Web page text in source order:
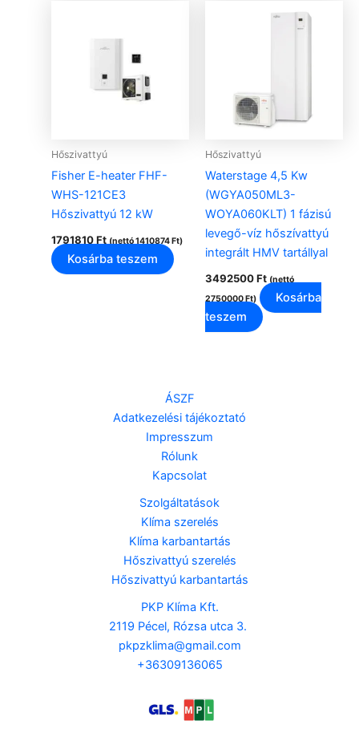
Hőszivattyú
Fisher E-heater FHF-
WHS-121CE3
Hőszivattyú 12 kW
1791810Ft (nettó1410874Ft)
Kosárba teszem
Hőszivattyú
Waterstage 4,5 Kw
(WGYA050ML3-
WOYA060KLT) 1 fázisú
levegő-víz hőszívattyú
integrált HMV tartállyal
3492500Ft (nettó
2750000Ft)
Kosárba
teszem
ÁSZF
Adatkezelési tájékoztató
Impresszum
Rólunk
Kapcsolat
Szolgáltatások
Klíma szerelés
Klíma karbantartás
Hőszivattyú szerelés
Hőszivattyú karbantartás
PKP Klíma Kft.
2119 Pécel, Rózsa utca 3.
pkpzklima@gmail.com
+36309136065